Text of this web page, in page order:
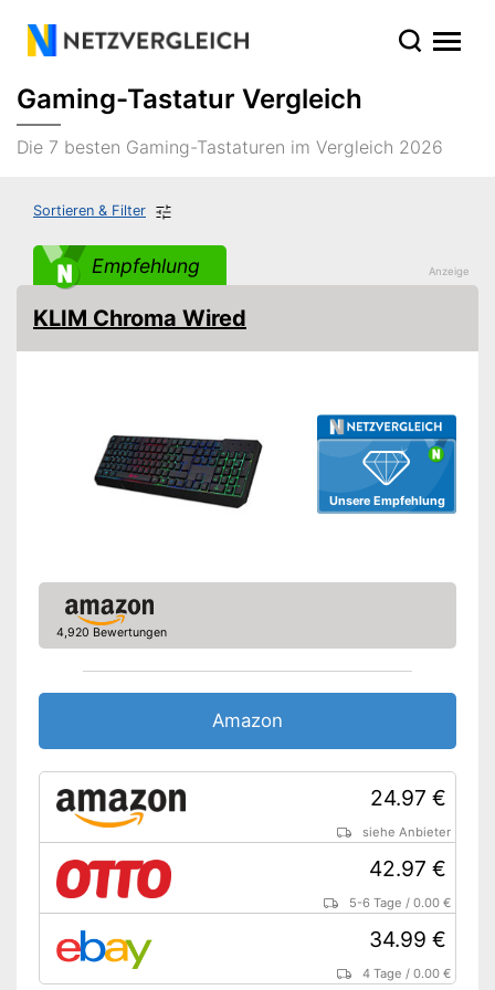
Gaming-Tastatur Vergleich
Die 7 besten Gaming-Tastaturen im Vergleich 2026
Sortieren & Filter
Empfehlung
Unsere Empfehlung
KLIM Chroma Wired
4,920 Bewertungen
Amazon
24.97 €
siehe Anbieter
42.97 €
5-6 Tage /0.00 €
34.99 €
4 Tage /0.00 €